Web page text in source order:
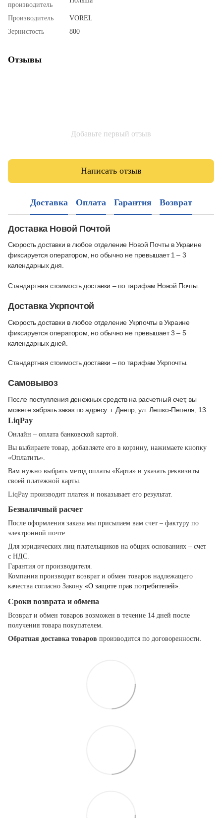
производитель
Производитель
VOREL
Зернистость
800
Отзывы
Добавьте первый отзыв
Написать отзыв
Доставка Оплата Гарантия Возврат
Доставка Новой Почтой
Скорость доставки в любое отделение Новой Почты в Украине
фиксируется оператором, но обычно не превышает 1 – 3
календарных дня.
Стандартная стоимость доставки – по тарифам Новой Почты.
Доставка Укрпочтой
Скорость доставки в любое отделение Укрпочты в Украине
фиксируется оператором, но обычно не превышает 3 – 5
календарных дней.
Стандартная стоимость доставки – по тарифам Укрпочты.
Самовывоз
После поступления денежных средств на расчетный счет, вы
можете забрать заказ по адресу: г. Днепр, ул. Лешко-Пепеля, 13.
LiqPay
Онлайн – оплата банковской картой.
Вы выбираете товар, добавляете его в корзину, нажимаете кнопку
«Оплатить».
Вам нужно выбрать метод оплаты «Карта» и указать реквизиты
своей платежной карты.
LiqPay производит платеж и показывает его результат.
Безналичный расчет
После оформления заказа мы присылаем вам счет – фактуру по
электронной почте.
Для юридических лиц плательщиков на общих основаниях – счет
с НДС.
Гарантия от производителя.
Компания производит возврат и обмен товаров надлежащего
качества согласно Закону «О защите прав потребителей».
Сроки возврата и обмена
Возврат и обмен товаров возможен в течение 14 дней после
получения товара покупателем.
Обратная доставка товаров производится по договоренности.